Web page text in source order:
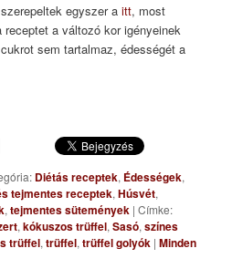
egyszer aitt, most
a változó kor igényeinek
sem tartalmaz, édességét a
Diétás receptek, Édességek,
tejmentes receptek,Húsvét,
,tejmentes sütemények |Címke:
,kókuszos trüffel,Sasó,színes
trüffel,trüffel,trüffel golyók |Minden